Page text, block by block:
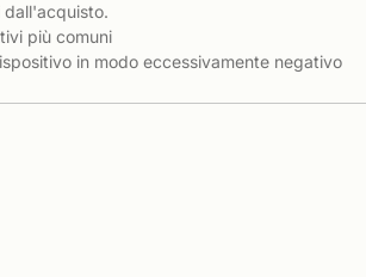
dall'acquisto.
più comuni
in modo eccessivamente negativo